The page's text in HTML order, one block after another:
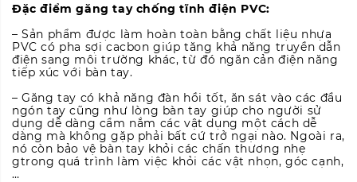
Đặc điểm găng tay chống tĩnh điện PVC:
– Sản phẩm được làm hoàn toàn bằng chất liệu nhựa
PVC có pha sợi cacbon giúp tăng khả năng truyền dẫn
điện sang môi trường khác, từ đó ngăn cản điện năng
tiếp xúc với bàn tay.
– Găng tay có khả năng đàn hồi tốt, ăn sát vào các đầu
ngón tay cũng như lòng bàn tay giúp cho người sử
dụng dễ dàng cầm nắm các vật dụng một cách dễ
dàng mà không gặp phải bất cứ trở ngại nào. Ngoài ra,
nó còn bảo vệ bàn tay khỏi các chấn thương nhẹ
gtrong quá trình làm việc khỏi các vật nhọn, góc cạnh,
…